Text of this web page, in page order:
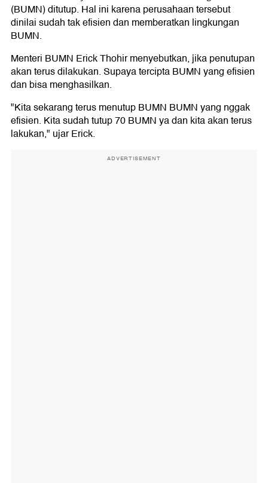
(BUMN) ditutup. Hal ini karena perusahaan tersebut
dinilai sudah tak efisien dan memberatkan lingkungan
BUMN.
Menteri BUMN Erick Thohir menyebutkan, jika penutupan
akan terus dilakukan. Supaya tercipta BUMN yang efisien
dan bisa menghasilkan.
"Kita sekarang terus menutup BUMN BUMN yang nggak
efisien. Kita sudah tutup 70 BUMN ya dan kita akan terus
lakukan," ujar Erick.
ADVERTISEMENT